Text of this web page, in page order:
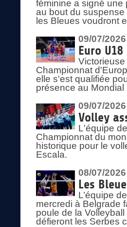
féminine a signé une
au bout du
les Bleues voudront
09/07/2026
Euro
Championnat
elle s'est qualifiée
présence au
09/07/2026
Volley
L'équipe
Championnat du
historique pour le
Escala.
08/07/2026
Les
L’équipe
mercredi à Belgrade
poule de la
défieront les Serbes